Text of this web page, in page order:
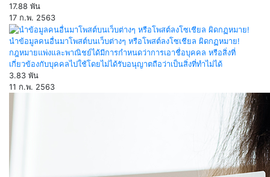
17.88 พัน
17 ก.พ. 2563
นำข้อมูลคนอื่นมาโพสต์บนเว็บต่างๆ หรือโพสต์ลงโซเชียล ผิดกฏหมาย!
กฎหมายแพ่งและพาณิชย์ได้มีการกำหนดว่าการเอาชื่อบุคคล หรือสิ่งที่
เกี่ยวข้องกับบุคคลไปใช้โดยไม่ได้รับอนุญาตถือว่าเป็นสิ่งที่ทำไม่ได้
3.83 พัน
11 ก.พ. 2563